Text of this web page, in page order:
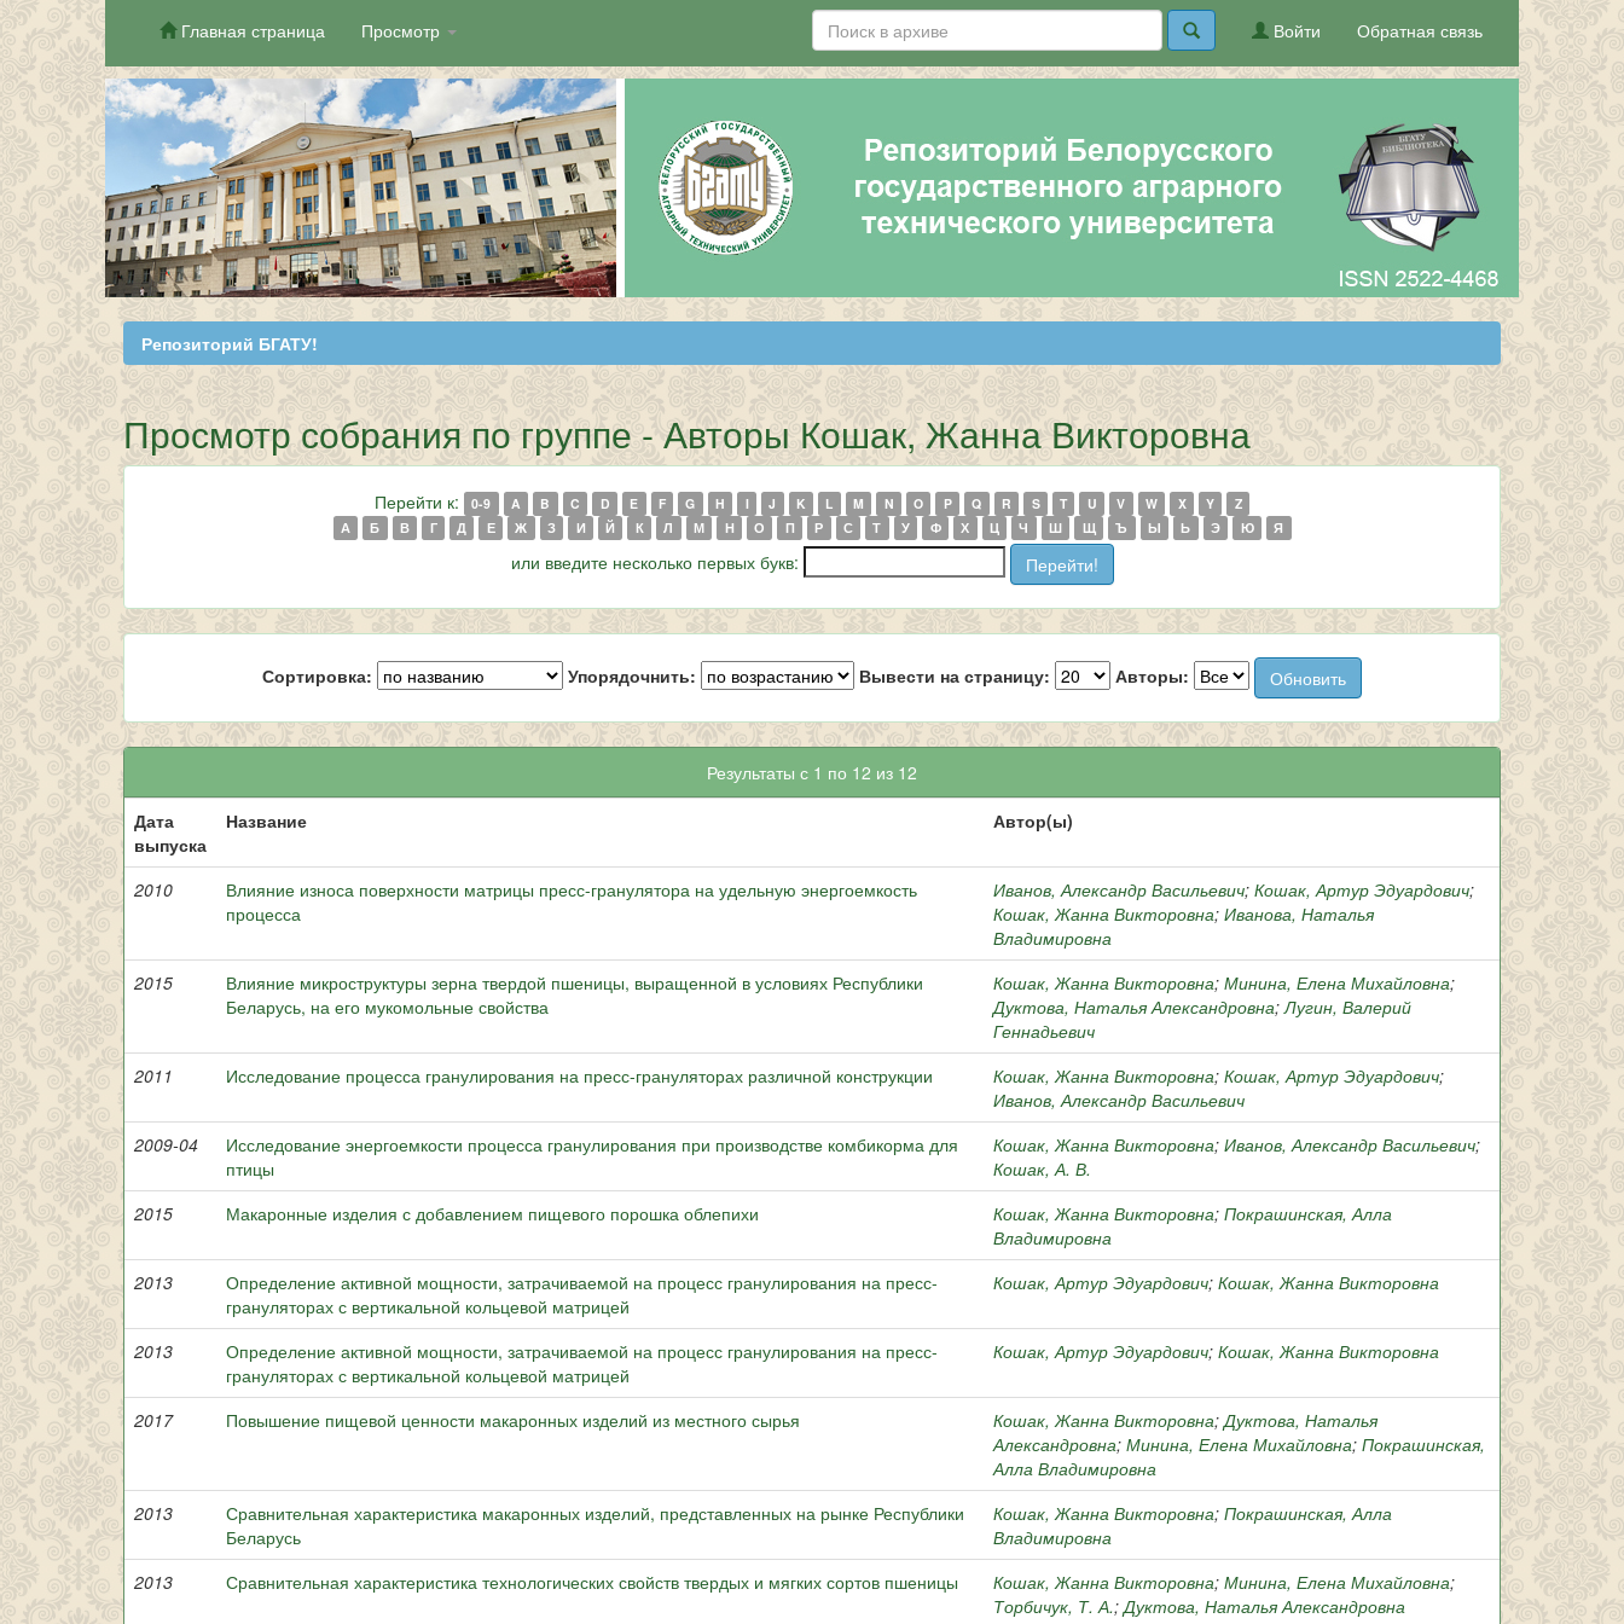
Skip
navigation
Главная страница Просмотр Обратная связь
Войти
Репозиторий БГАТУ!
Просмотр собрания по группе - Авторы Кошак, Жанна Викторовна
Перейти к: 0-9 A B C D E F G H I J K L M N O P Q R S T U V W X Y
Z
А
Б В Г Д Е Ж З И Й К Л М Н О П Р С Т У Ф Х Ц Ч Ш Щ Ъ Ы Ь Э Ю Я
или введите несколько первых букв:
Сортировка: Упорядочнить: Вывести на страницу: Авторы:
Результаты с 1 по 12 из 12
Дата
выпуска
Название Автор(ы)
2010
Влияние износа поверхности матрицы пресс-гранулятора на удельную энергоемкость
процесса
Иванов, Александр Васильевич; Кошак, Артур Эдуардович;
Кошак, Жанна Викторовна; Иванова, Наталья
Владимировна
2015
Влияние микроструктуры зерна твердой пшеницы, выращенной в условиях Республики
Беларусь, на его мукомольные свойства
Кошак, Жанна Викторовна; Минина, Елена Михайловна;
Дуктова, Наталья Александровна;Лугин, Валерий
Геннадьевич
2011
Исследование процесса гранулирования на пресс-грануляторах различной конструкции Кошак, Жанна Викторовна; Кошак, Артур Эдуардович;
Иванов, Александр Васильевич
2009-04
Исследование энергоемкости процесса гранулирования при производстве комбикорма для
птицы
Кошак, Жанна Викторовна; Иванов, Александр Васильевич;
Кошак, А. В.
2015
Макаронные изделия с добавлением пищевого порошка облепихи Кошак, Жанна Викторовна; Покрашинская, Алла
Владимировна
2013
Определение активной мощности, затрачиваемой на процесс гранулирования на пресс-
грануляторах с вертикальной кольцевой матрицей
Кошак, Артур Эдуардович; Кошак, Жанна Викторовна
2013
Определение активной мощности, затрачиваемой на процесс гранулирования на пресс-
грануляторах с вертикальной кольцевой матрицей
Кошак, Артур Эдуардович; Кошак, Жанна Викторовна
2017 Повышение пищевой ценности макаронных изделий из местного сырья Кошак, Жанна Викторовна;Дуктова, Наталья
Александровна; Минина, Елена Михайловна; Покрашинская,
Алла Владимировна
2013
Сравнительная характеристика макаронных изделий, представленных на рынке Республики
Беларусь
Кошак, Жанна Викторовна; Покрашинская, Алла
Владимировна
2013
Сравнительная характеристика технологических свойств твердых и мягких сортов пшеницы Кошак, Жанна Викторовна; Минина, Елена Михайловна;
Торбичук, Т. А.;Дуктова, Наталья Александровна